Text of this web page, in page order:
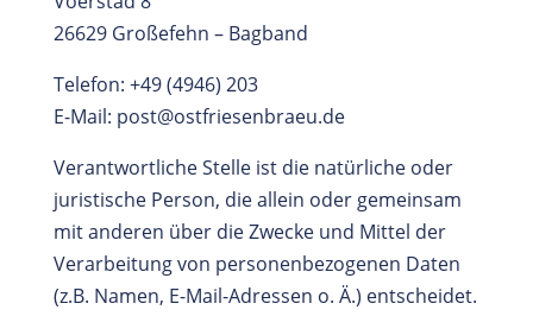
26629 Großefehn – Bagband
Telefon: +49 (4946) 203
E-Mail: post@ostfriesenbraeu.de
Verantwortliche Stelle ist die natürliche oder
juristische Person, die allein oder gemeinsam
mit anderen über die Zwecke und Mittel der
Verarbeitung von personenbezogenen Daten
(z.B. Namen, E-Mail-Adressen o. Ä.) entscheidet.